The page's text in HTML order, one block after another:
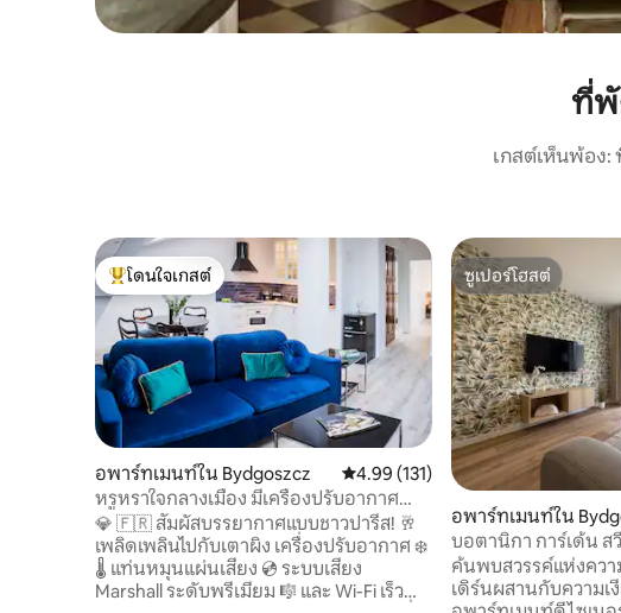
ที่พั
เกสต์เห็นพ้อง
โดนใจเกสต์ที่สุด
โดนใจเกสต์
อพาร์ทเมนท์ใน Bydgoszcz คะแนนเฉลี่ย 4.99 จาก 5, 131 รีวิว
4.99 (131)
หรูหราใจกลางเมือง มีเครื่องปรับอากาศ
อาร์ตเดโค เตาผิง และมาร์แชลล์
💎 🇫🇷 สัมผัสบรรยากาศแบบชาวปารีส! 🥂 ​
เพลิดเพลินไปกับเตาผิง เครื่องปรับอากาศ ❄️
🌡️ แท่นหมุนแผ่นเสียง 💿 ระบบเสียง
Marshall ระดับพรีเมียม 🎼 และ Wi-Fi เร็ว
ซูเปอร์โฮสต์
ซูเปอร์โฮสต์
อพาร์ทเมนท์ใน
บอตานิกา การ์เด้น ส
ค้นพบสวรรค์แห่งคว
เดิร์นผสานกับความเ